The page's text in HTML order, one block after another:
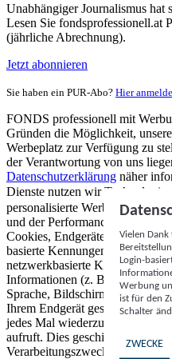
Unabhängiger Journalismus hat
Lesen Sie fondsprofessionell.at
(jährliche Abrechnung).
Jetzt abonnieren
Sie haben ein PUR-Abo? Hier
FONDS professionell mit
Gründen die Möglichkeit,
Werbeplatz zur Verfügung zu
der Verantwortung von uns
Datenschutzerklärung näher
Dienste nutzen wir
personalisierte Werbung und
und der Performance von
Cookies, Endgeräte- oder
basierte Kennungen, zufällig
netzwerkbasierte Kennungen)
Informationen (z. B.
Sprache, Bildschirmgröße,
Ihrem Endgerät gespeichert
jedes Mal wiederzuerkennen,
aufruft. Dies geschieht für einen
Verarbeitungszwecke.
Vielen
Login-
Werbung
ist für den
Schalter
ZWECKE